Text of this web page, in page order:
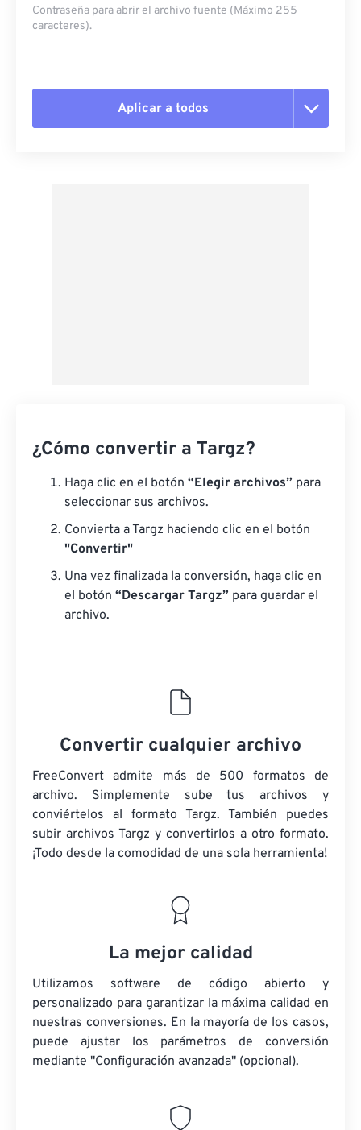
Contraseña para abrir el archivo fuente (Máximo 255
caracteres).
Aplicar a todos
¿Cómo convertir a Targz?
Haga clic en el botón “Elegir archivos” para
seleccionar sus archivos.
Convierta a Targz haciendo clic en el botón
"Convertir"
Una vez finalizada la conversión, haga clic en
el botón “Descargar Targz” para guardar el
archivo.
Convertir cualquier archivo
FreeConvert admite más de 500 formatos de
archivo. Simplemente sube tus archivos y
conviértelos al formato Targz. También puedes
subir archivos Targz y convertirlos a otro formato.
¡Todo desde la comodidad de una sola herramienta!
La mejor calidad
Utilizamos software de código abierto y
personalizado para garantizar la máxima calidad en
nuestras conversiones. En la mayoría de los casos,
puede ajustar los parámetros de conversión
mediante "Configuración avanzada" (opcional).